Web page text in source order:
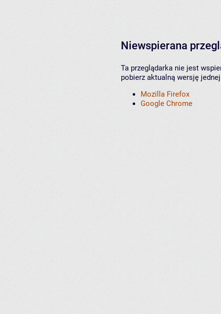
Niewspierana
Ta przeglądarka nie jest
pobierz aktualną wersję
Mozilla Firefox
Google Chrome